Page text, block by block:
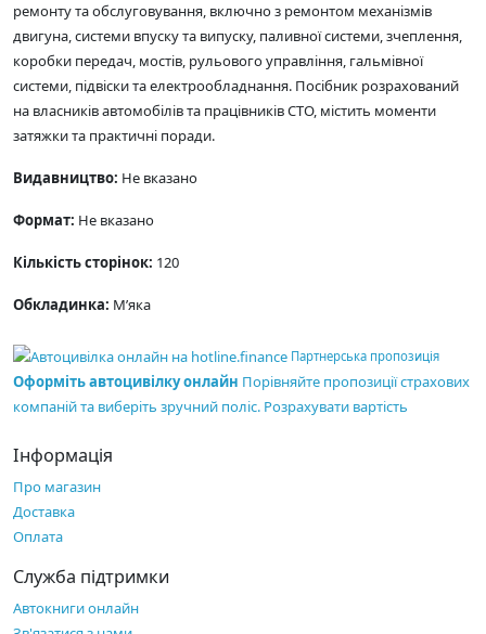
ремонту та обслуговування, включно з ремонтом механізмів
двигуна, системи впуску та випуску, паливної системи, зчеплення,
коробки передач, мостів, рульового управління, гальмівної
системи, підвіски та електрообладнання. Посібник розрахований
на власників автомобілів та працівників СТО, містить моменти
затяжки та практичні поради.
Видавництво: Не вказано
Формат: Не вказано
Кількість сторінок: 120
Обкладинка: М’яка
Партнерська пропозиція
Оформіть автоцивілку онлайн Порівняйте пропозиції страхових
компаній та виберіть зручний поліс. Розрахувати вартість
Інформація
Про магазин
Доставка
Оплата
Служба підтримки
Автокниги онлайн